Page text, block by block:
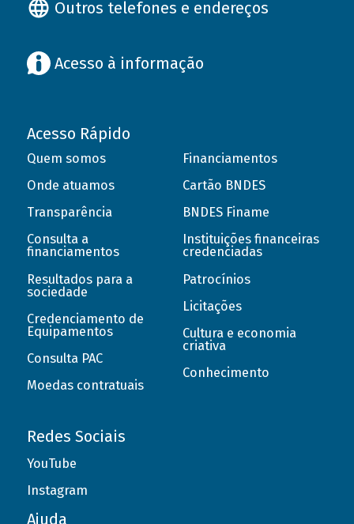
Outros telefones e endereços
Acesso à informação
Acesso Rápido
Quem somos
Onde atuamos
Transparência
Consulta a
financiamentos
Resultados para a
sociedade
Credenciamento de
Equipamentos
Consulta PAC
Moedas contratuais
Financiamentos
Cartão BNDES
BNDES Finame
Instituições financeiras
credenciadas
Patrocínios
Licitações
Cultura e economia
criativa
Conhecimento
Redes Sociais
YouTube
Instagram
Ajuda